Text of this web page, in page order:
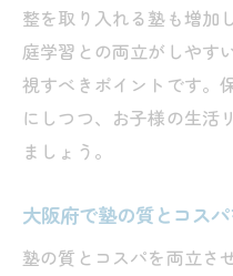
整を取り入れる塾も増加
庭学習との両立がしやす
視すべきポイントです。
にしつつ、お子様の生活
ましょう。
大阪府で塾の質とコス
塾の質とコスパを両立さ